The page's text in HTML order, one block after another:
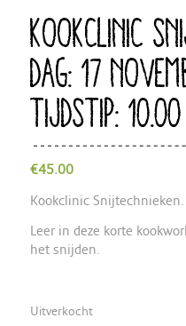
KOOKCLINIC
DAG: 17
TIJDSTIP:
€45.00
Kookclinic Snijtechnieken.
Leer in deze korte
het snijden.
Uitverkocht